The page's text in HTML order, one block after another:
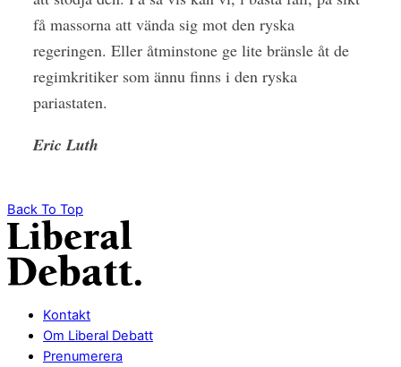
få massorna att vända sig mot den ryska
regeringen. Eller åtminstone ge lite bränsle åt de
regimkritiker som ännu finns i den ryska
pariastaten.
Eric Luth
Back To Top
Kontakt
Om Liberal Debatt
Prenumerera